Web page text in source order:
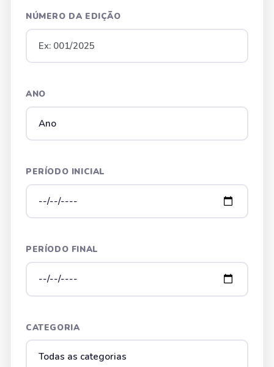
NÚMERO DA EDIÇÃO
ANO
PERÍODO INICIAL
PERÍODO FINAL
CATEGORIA